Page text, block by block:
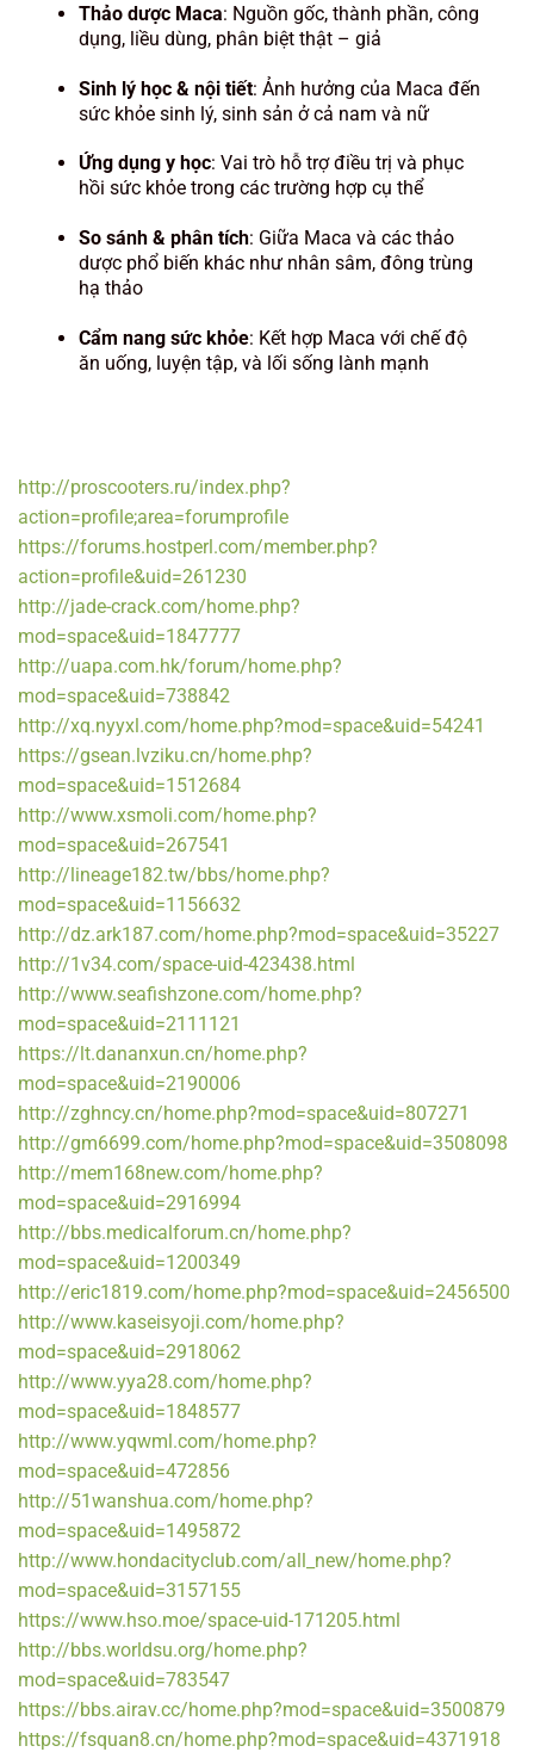
Thảo dược Maca: Nguồn gốc, thành phần, công
dụng, liều dùng, phân biệt thật – giả
Sinh lý học & nội tiết: Ảnh hưởng của Maca đến
sức khỏe sinh lý, sinh sản ở cả nam và nữ
Ứng dụng y học: Vai trò hỗ trợ điều trị và phục
hồi sức khỏe trong các trường hợp cụ thể
So sánh & phân tích: Giữa Maca và các thảo
dược phổ biến khác như nhân sâm, đông trùng
hạ thảo
Cẩm nang sức khỏe: Kết hợp Maca với chế độ
ăn uống, luyện tập, và lối sống lành mạnh
http://proscooters.ru/index.php?
action=profile;area=forumprofile
https://forums.hostperl.com/member.php?
action=profile&uid=261230
http://jade-crack.com/home.php?
mod=space&uid=1847777
http://uapa.com.hk/forum/home.php?
mod=space&uid=738842
http://xq.nyyxl.com/home.php?mod=space&uid=54241
https://gsean.lvziku.cn/home.php?
mod=space&uid=1512684
http://www.xsmoli.com/home.php?
mod=space&uid=267541
http://lineage182.tw/bbs/home.php?
mod=space&uid=1156632
http://dz.ark187.com/home.php?mod=space&uid=35227
http://1v34.com/space-uid-423438.html
http://www.seafishzone.com/home.php?
mod=space&uid=2111121
https://lt.dananxun.cn/home.php?
mod=space&uid=2190006
http://zghncy.cn/home.php?mod=space&uid=807271
http://gm6699.com/home.php?mod=space&uid=3508098
http://mem168new.com/home.php?
mod=space&uid=2916994
http://bbs.medicalforum.cn/home.php?
mod=space&uid=1200349
http://eric1819.com/home.php?mod=space&uid=2456500
http://www.kaseisyoji.com/home.php?
mod=space&uid=2918062
http://www.yya28.com/home.php?
mod=space&uid=1848577
http://www.yqwml.com/home.php?
mod=space&uid=472856
http://51wanshua.com/home.php?
mod=space&uid=1495872
http://www.hondacityclub.com/all_new/home.php?
mod=space&uid=3157155
https://www.hso.moe/space-uid-171205.html
http://bbs.worldsu.org/home.php?
mod=space&uid=783547
https://bbs.airav.cc/home.php?mod=space&uid=3500879
https://fsquan8.cn/home.php?mod=space&uid=4371918